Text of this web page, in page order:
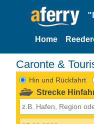
Home
Caronte &
Hin und Rückfahrt
Strecke